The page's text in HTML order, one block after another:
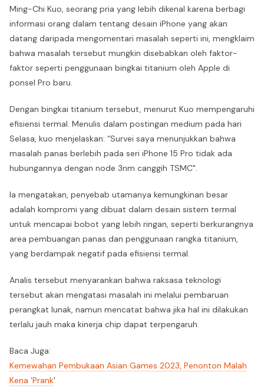
Ming-Chi Kuo, seorang pria yang lebih dikenal karena berbagi
informasi orang dalam tentang desain iPhone yang akan
datang daripada mengomentari masalah seperti ini, mengklaim
bahwa masalah tersebut mungkin disebabkan oleh faktor-
faktor seperti penggunaan bingkai titanium oleh Apple di
ponsel Pro baru.
Dengan bingkai titanium tersebut, menurut Kuo mempengaruhi
efisiensi termal. Menulis dalam postingan medium pada hari
Selasa, kuo menjelaskan: “Survei saya menunjukkan bahwa
masalah panas berlebih pada seri iPhone 15 Pro tidak ada
hubungannya dengan node 3nm canggih TSMC".
Ia mengatakan, penyebab utamanya kemungkinan besar
adalah kompromi yang dibuat dalam desain sistem termal
untuk mencapai bobot yang lebih ringan, seperti berkurangnya
area pembuangan panas dan penggunaan rangka titanium,
yang berdampak negatif pada efisiensi termal.
Analis tersebut menyarankan bahwa raksasa teknologi
tersebut akan mengatasi masalah ini melalui pembaruan
perangkat lunak, namun mencatat bahwa jika hal ini dilakukan
terlalu jauh maka kinerja chip dapat terpengaruh.
Baca Juga:
Kemewahan Pembukaan Asian Games 2023, Penonton Malah
Kena 'Prank'